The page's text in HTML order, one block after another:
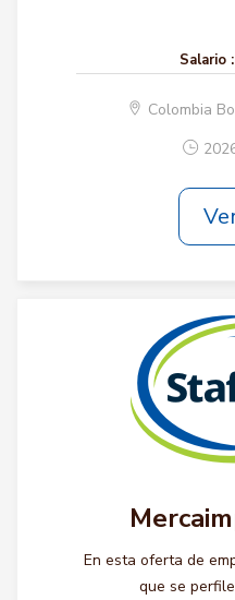
Salario :
Colombia
En esta oferta de
que se